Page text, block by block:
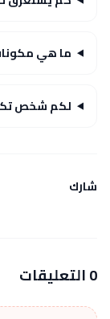
ما هي
لكم شخص
شارك
0 التعليقات